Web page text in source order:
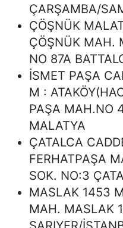
ÇARŞAMBA/
ÇÖŞNÜK
ÇÖŞNÜK MAH.
NO 87A
İSMET PAŞA
M :
PAŞA MAH.NO
MALATYA
ÇATALCA
FERHATPAŞA
SOK. NO:3
MASLAK 1453
MAH. MASLAK